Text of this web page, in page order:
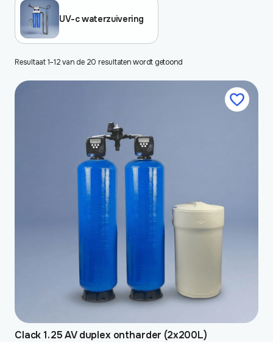
UV-c waterzuivering
Resultaat 1–12 van de 20 resultaten wordt getoond
Clack 1.25 AV duplex ontharder (2x200L)